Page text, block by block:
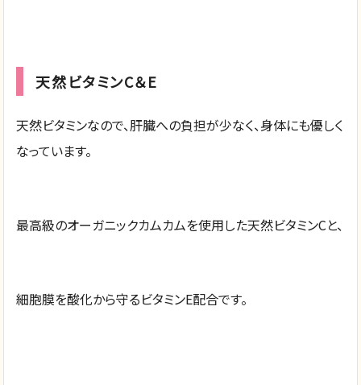
天然ビタミンC＆E
天然ビタミンなので、肝臓への負担が少なく、身体にも優しく
なっています。
最高級のオーガニックカムカムを使用した天然ビタミンCと、
細胞膜を酸化から守るビタミンE配合です。